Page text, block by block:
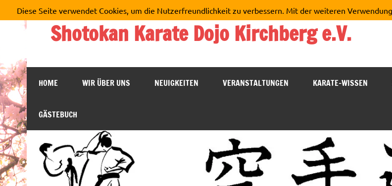
Inhalt
springen
Shotokan Karate Dojo Kirchberg e.V.
HOME WIR ÜBER UNS NEUIGKEITEN VERANSTALTUNGEN KARATE-WISSEN
GÄSTEBUCH
Diese Seite verwendet Cookies, um die Nutzerfreundlichkeit zu verbessern. Mit der weiteren